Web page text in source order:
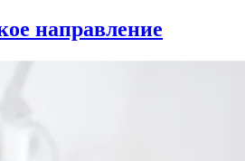
направление